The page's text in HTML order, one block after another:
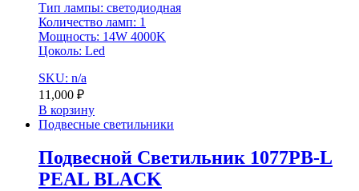
Тип лампы: светодиодная
Количество ламп: 1
Мощность: 14W 4000K
Цоколь: Led
SKU: n/a
11,000 ₽
В корзину
Подвесные светильники
Подвесной Светильник 1077PB-L
PEAL BLACK